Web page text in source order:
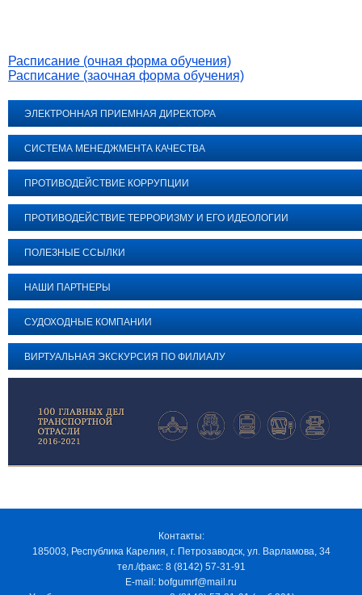
Расписание (очная форма обучения)
Расписание (заочная форма обучения)
ЭЛЕКТРОННАЯ ПРИЕМНАЯ ДИРЕКТОРА
СИСТЕМА МЕНЕДЖМЕНТА КАЧЕСТВА
ПРОТИВОДЕЙСТВИЕ КОРРУПЦИИ
ПРОТИВОДЕЙСТВИЕ ТЕРРОРИЗМУ И ЕГО ИДЕОЛОГИИ
ПОЛЕЗНЫЕ ССЫЛКИ
НАШИ ПАРТНЕРЫ
СУДОХОДНЫЕ КОМПАНИИ
ВИРТУАЛЬНАЯ ЭКСКУРСИЯ ПО ФИЛИАЛУ
Контакты:
185003, Республика Карелия, г. Петрозаводск, ул. Варламова, 34
тел./факс: 8 (8142) 57-31-91
E-mail: bofgumrf@mail.ru